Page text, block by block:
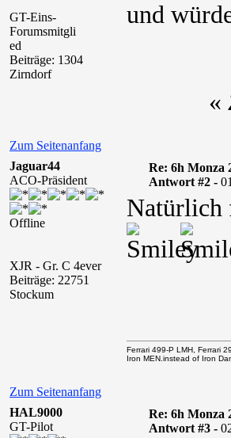
GT-Eins-
Forumsmitgli
ed
Beiträge: 1304
Zirndorf
und
Zum Seitenanfang
«
Jaguar44
ACO-Präsident
Offline
XJR - Gr. C 4ever
Beiträge: 22751
Stockum
Re: 6h Monza
Antwort #2 -
Natürlich
Zum Seitenanfang
Ferrari 499-P LMH, Ferrari
Iron MEN.instead of Iron
HAL9000
GT-Pilot
Re: 6h Monza
Antwort #3 -